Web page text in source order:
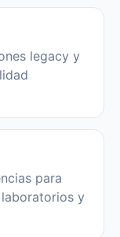
legacy y
para
y